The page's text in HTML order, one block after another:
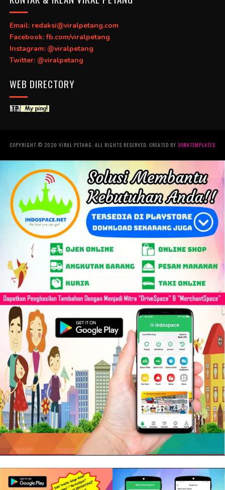
Email: redaksi@viralpetang.com
Facebook: fb.com/viralpetang
Instagram: @viralpetang
Twitter: @viralpetang
WEB DIRECTORY
COPYRIGHT © 2020 VIRAL PETANG. ALL RIGHTS RESERVED. CREATED BY SORATEMPLATES